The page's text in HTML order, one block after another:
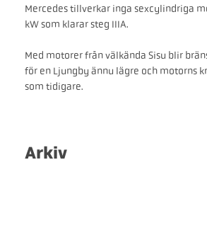
Mercedes tillverkar inga sexcylindriga
kW som klarar steg IIIA.
Med motorer från välkända Sisu blir
för en Ljungby ännu lägre och motorns
som tidigare.
Arkiv